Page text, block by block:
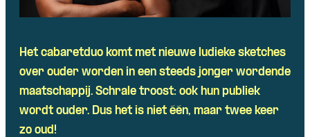
Het cabaretduo komt met nieuwe ludieke sketches
over ouder worden in een steeds jonger wordende
maatschappij. Schrale troost: ook hun publiek
wordt ouder. Dus het is niet één, maar twee keer
zo oud!